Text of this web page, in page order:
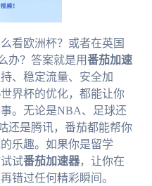
看欧洲杯？或者在英国
办？答案就是用番茄加速
、稳定流量、安全加
界杯的优化，都能让你
。无论是NBA、足球还
还是腾讯，番茄都能帮你
乐趣。如果你是留学
试番茄加速器，让你在
错过任何精彩瞬间。